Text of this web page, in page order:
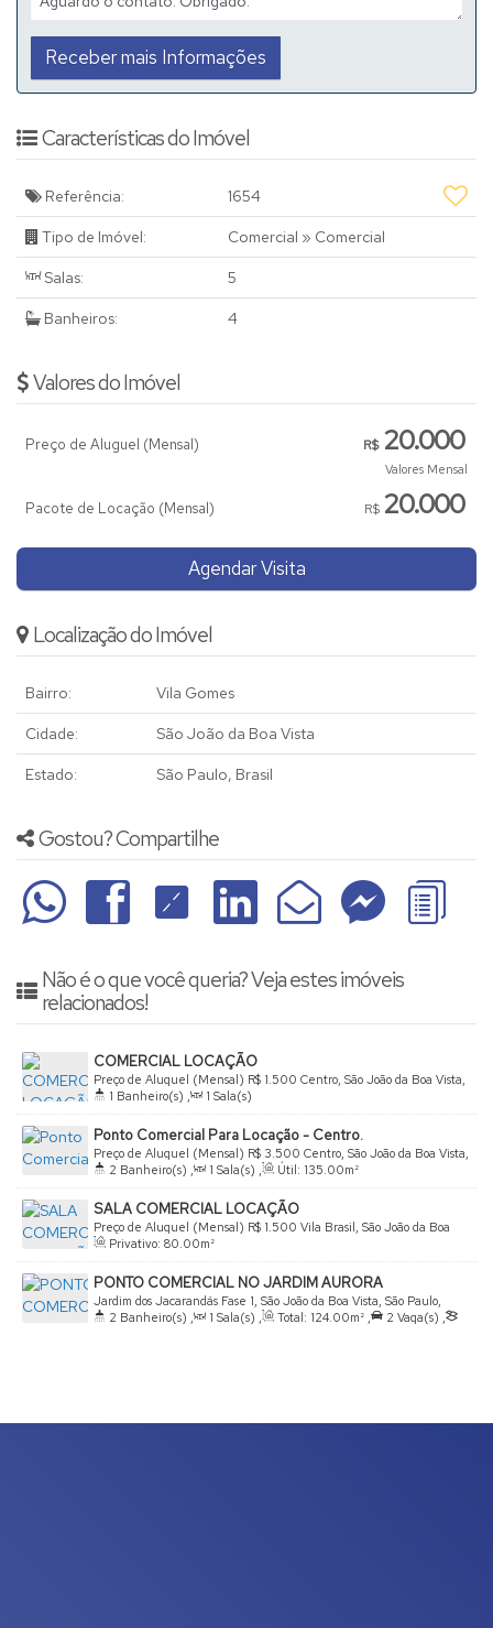
Características do Imóvel
Referência: 1654
Tipo de Imóvel: Comercial » Comercial
Salas: 5
Banheiros: 4
Valores do Imóvel
R$20.000
Preço de Aluguel (Mensal)
Valores Mensal
R$ 20.000
Pacote de Locação (Mensal)
Agendar Visita
Localização do Imóvel
Bairro: Vila Gomes
Cidade: São João da Boa Vista
Estado: São Paulo, Brasil
Gostou? Compartilhe
Não é o que você queria? Veja estes imóveis
relacionados!
COMERCIAL LOCAÇÃO
R$ 1.500
Preço de Aluguel (Mensal)
Centro, São João da Boa Vista,
São Paulo, Brasil
1 Banheiro(s) , 1 Sala(s)
Ponto Comercial Para Locação - Centro.
R$ 3.500
Preço de Aluguel (Mensal)
Centro, São João da Boa Vista,
São Paulo, Brasil
2 Banheiro(s) , 1 Sala(s) , Útil: 135.00m²
SALA COMERCIAL LOCAÇÃO
R$ 1.500
Preço de Aluguel (Mensal)
Vila Brasil, São João da Boa
Vista, São Paulo, Brasil
Privativo: 80.00m²
PONTO COMERCIAL NO JARDIM AURORA
Jardim dos Jacarandás Fase 1, São João da Boa Vista, São Paulo,
Brasil
2 Banheiro(s) , 1 Sala(s) , Total: 124.00m² , 2 Vaga(s) ,